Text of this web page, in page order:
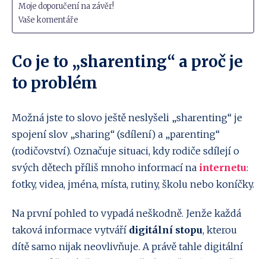
Moje doporučení na závěr!
Vaše komentáře
Co je to „sharenting“ a proč je
to problém
Možná jste to slovo ještě neslyšeli „sharenting“ je
spojení slov „sharing“ (sdílení) a „parenting“
(rodičovství). Označuje situaci, kdy rodiče sdílejí o
svých dětech příliš mnoho informací na internetu:
fotky, videa, jména, místa, rutiny, školu nebo koníčky.
Na první pohled to vypadá neškodně. Jenže každá
taková informace vytváří digitální stopu, kterou
dítě samo nijak neovlivňuje. A právě tahle digitální